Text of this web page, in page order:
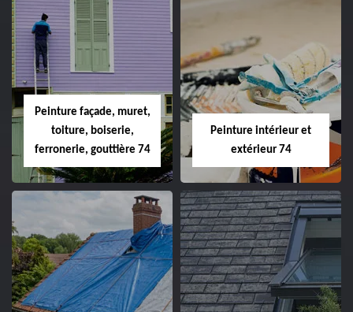
Peinture façade, muret,
toiture, boiserie,
ferronerie, gouttière 74
Peinture intérieur et
extérieur 74